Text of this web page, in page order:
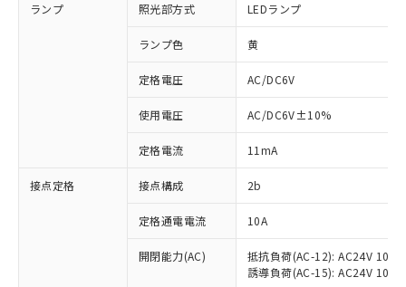
ランプ 照光部方式 LEDランプ
ランプ色 黄
定格電圧 AC/DC6V
使用電圧 AC/DC6V±10%
定格電流 11mA
接点定格 接点構成 2b
定格通電電流 10A
開閉能力(AC)
抵抗負荷(AC-12): AC24V 10A/
誘導負荷(AC-15): AC24V
ご利用条件
以下の条件をお読みいただき、同意のうえ
ご利用ください。
本サービスは、当社制御機器事業取扱
商品の当社在庫状況および標準価格
(税抜)を提供させていただくもので
当社制御機器事業取扱商品の中には、
対応済み：EU RoHS指令（10物質）の
非含有に対応した製品が提供可能な商品で
対応予定：EU RoHS指令（10物質）の非含
有に対応した製品に切り替える予定のある
対応予定なし：EU RoHS指令（10物質）の
非含有に非対応の商品で、対応品を出す予
調査・確認中：EU RoHS指令（10物質）の
非含有の対応状況を調査中または確認中の
非該当品：ライセンス料など無形物で、有
害物質有無と関係のない商品です。
仕入先様の事情により、非含有部品として
「○」：最大均質材料含有率が中国RoHSの
基準値以下であることを示します。
「×」：最大均質材料含有率が中国RoHSの